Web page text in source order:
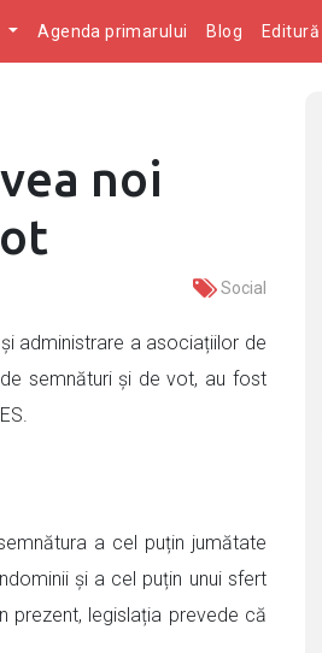
Agenda primarului Blog Editură
noi
Social
administrare a asociațiilor de
semnături și de vot, au fost
a cel puțin jumătate
și a cel puțin unui sfert
prezent, legislația prevede că